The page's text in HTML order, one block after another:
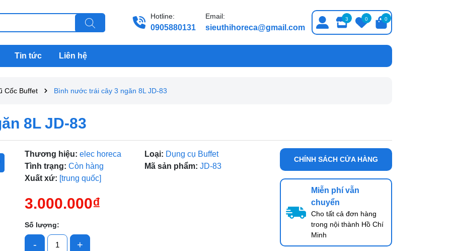
Hotline:
0905880131
Email:
sieuthihoreca@gmail.com
3 0 0
Tin tức Liên hệ
Cốc Buffet Bình nước trái cây 3 ngăn 8L JD-83
8L JD-83
Thương hiệu: elec horeca Loại: Dụng cụ Buffet
Tình trạng: Còn hàng Mã sản phẩm: JD-83
Xuất xứ: [trung quốc]
3.000.000₫
Số lượng:
- +
CHÍNH SÁCH CỬA HÀNG
Miễn phí vẫn
chuyển
Cho tất cả đơn hàng
trong nội thành Hồ Chí
Minh